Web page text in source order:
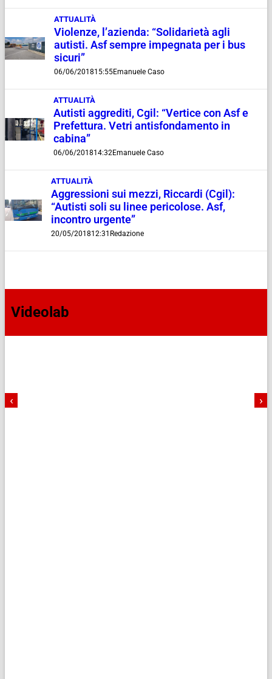
ATTUALITÀ
Violenze, l’azienda: “Solidarietà agli
autisti. Asf sempre impegnata per i bus
sicuri”
06/06/201815:55Emanuele Caso
ATTUALITÀ
Autisti aggrediti, Cgil: “Vertice con Asf e
Prefettura. Vetri antisfondamento in
cabina”
06/06/201814:32Emanuele Caso
ATTUALITÀ
Aggressioni sui mezzi, Riccardi (Cgil):
“Autisti soli su linee pericolose. Asf,
incontro urgente”
20/05/201812:31 Redazione
Videolab
‹ ›